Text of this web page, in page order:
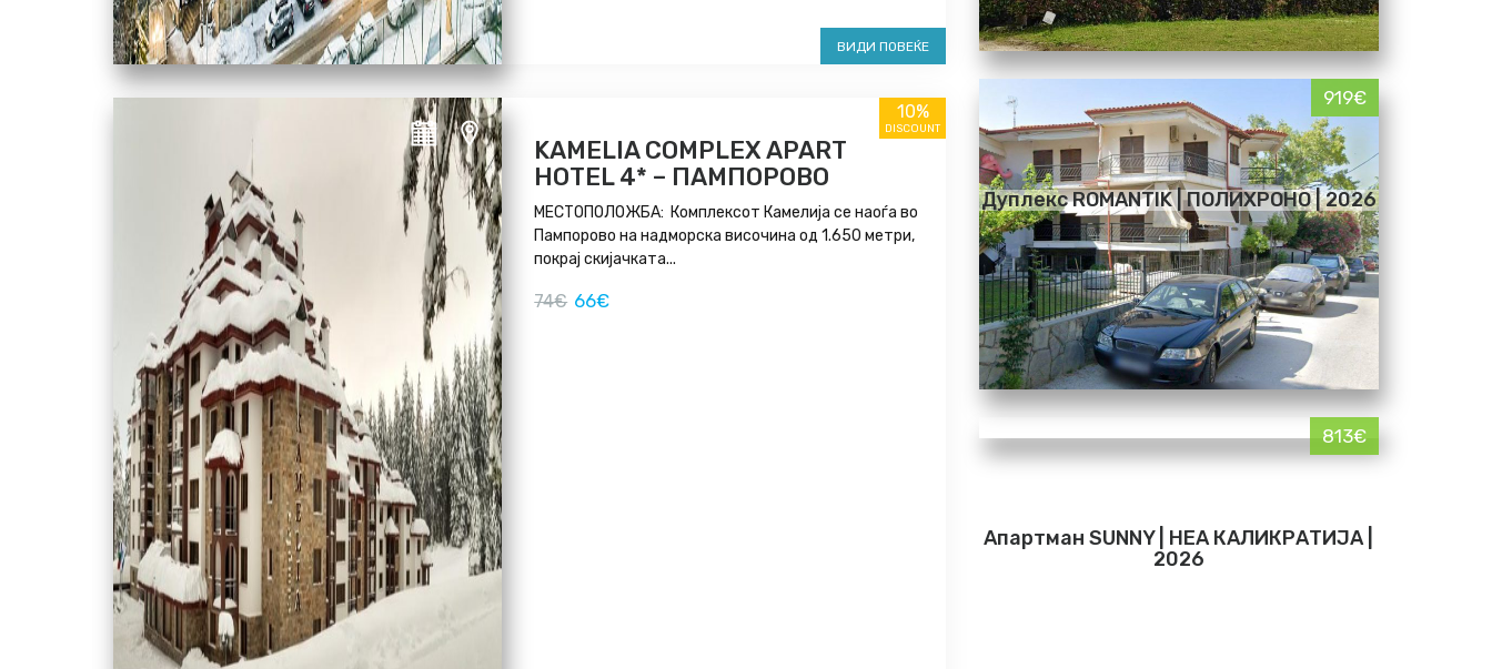
ВИДИ ПОВЕЌЕ
KAMELIA COMPLEX APART
HOTEL 4* – ПАМПОРОВО
МЕСТОПОЛОЖБА: Комплексот Камелија се наоѓа во
Пампорово на надморска височина од 1.650 метри,
покрај скијачката...
10%
DISCOUNT
74€ 66€
919€
Дуплекс ROMANTIK | ПОЛИХРОНО | 2026
813€
Апартман SUNNY | НЕА КАЛИКРАТИЈА |
2026